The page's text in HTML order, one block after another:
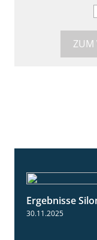
ZUM
Ergebnisse
30.11.2025